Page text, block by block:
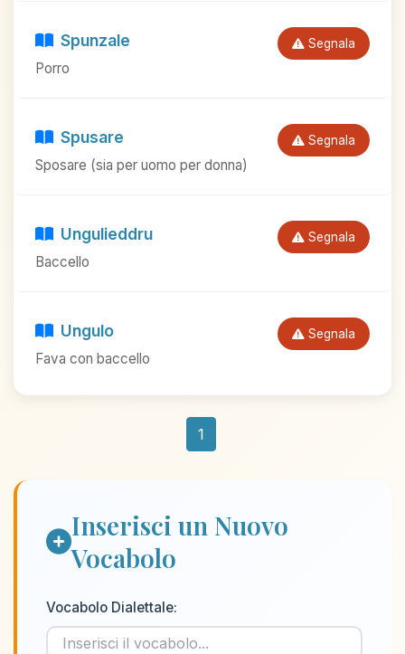
Spunzale
Porro
Segnala
Spusare
Sposare (sia per uomo per donna)
Segnala
Ungulieddru
Baccello
Segnala
Ungulo
Fava con baccello
Segnala
1
Inserisci un Nuovo
Vocabolo
Vocabolo Dialettale: